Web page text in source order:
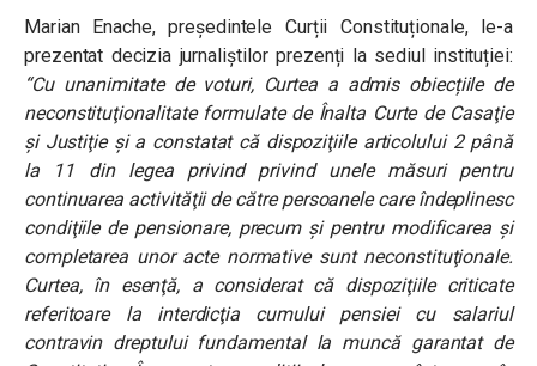
Marian Enache, președintele Curții Constituționale, le-a
prezentat decizia jurnaliștilor prezenți la sediul instituției:
“Cu unanimitate de voturi, Curtea a admis obiecțiile de
neconstituţionalitate formulate de Înalta Curte de Casaţie
şi Justiţie şi a constatat că dispoziţiile articolului 2 până
la 11 din legea privind privind unele măsuri pentru
continuarea activităţii de către persoanele care îndeplinesc
condiţiile de pensionare, precum şi pentru modificarea şi
completarea unor acte normative sunt neconstituţionale.
Curtea, în esenţă, a considerat că dispoziţiile criticate
referitoare la interdicţia cumului pensiei cu salariul
contravin dreptului fundamental la muncă garantat de